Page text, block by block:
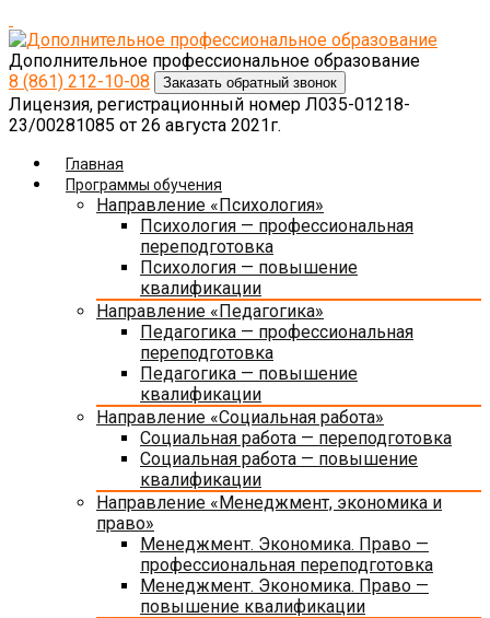
Дополнительное профессиональное образование
8 (861) 212-10-08 Заказать обратный звонок
Лицензия, регистрационный номер Л035-01218-
23/00281085 от 26 августа 2021г.
Главная
Программы обучения
Направление «Психология»
Психология — профессиональная
переподготовка
Психология — повышение
квалификации
Направление «Педагогика»
Педагогика — профессиональная
переподготовка
Педагогика — повышение
квалификации
Направление «Социальная работа»
Социальная работа — переподготовка
Социальная работа — повышение
квалификации
Направление «Менеджмент, экономика и
право»
Менеджмент. Экономика. Право —
профессиональная переподготовка
Менеджмент. Экономика. Право —
повышение квалификации